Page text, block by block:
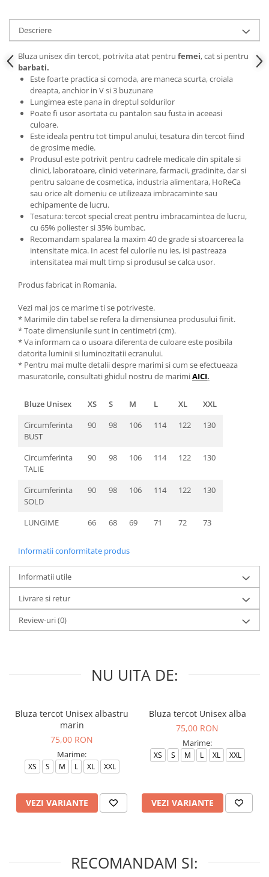
Descriere
Bluza unisex din tercot, potrivita atat pentru femei, cat si pentru
barbati.
Este foarte practica si comoda, are maneca scurta, croiala
dreapta, anchior in V si 3 buzunare
Lungimea este pana in dreptul soldurilor
Poate fi usor asortata cu pantalon sau fusta in aceeasi
culoare.
Este ideala pentru tot timpul anului, tesatura din tercot fiind
de grosime medie.
Produsul este potrivit pentru cadrele medicale din spitale si
clinici, laboratoare, clinici veterinare, farmacii, gradinite, dar si
pentru saloane de cosmetica, industria alimentara, HoReCa
sau orice alt domeniu ce utilizeaza imbracaminte sau
echipamente de lucru.
Tesatura: tercot special creat pentru imbracamintea de lucru,
cu 65% poliester si 35% bumbac.
Recomandam spalarea la maxim 40 de grade si stoarcerea la
intensitate mica. In acest fel culorile nu ies, isi pastreaza
intensitatea mai mult timp si produsul se calca usor.
Produs fabricat in Romania.
Vezi mai jos ce marime ti se potriveste.
* Marimile din tabel se refera la dimensiunea produsului finit.
* Toate dimensiunile sunt in centimetri (cm).
* Va informam ca o usoara diferenta de culoare este posibila
datorita luminii si luminozitatii ecranului.
* Pentru mai multe detalii despre marimi si cum se efectueaza
masuratorile, consultati ghidul nostru de marimiAICI.
Bluze Unisex XS S M L XL
XXL
Circumferinta
BUST
90 98 106 114 122 130
Circumferinta
TALIE
90 98 106 114 122 130
Circumferinta
SOLD
90 98 106 114 122 130
LUNGIME 66 68 69 71 72 73
Informatii conformitate produs
Informatii utile
Livrare si retur
Review-uri(0)
NU UITA DE:
Bluza tercot Unisex albastru
marin
75,00 RON
Marime:
XS S M L XL XXL
VEZI VARIANTE
Bluza tercot Unisex alba
75,00 RON
Marime:
XS S M L XL XXL
VEZI VARIANTE
RECOMANDAM SI: